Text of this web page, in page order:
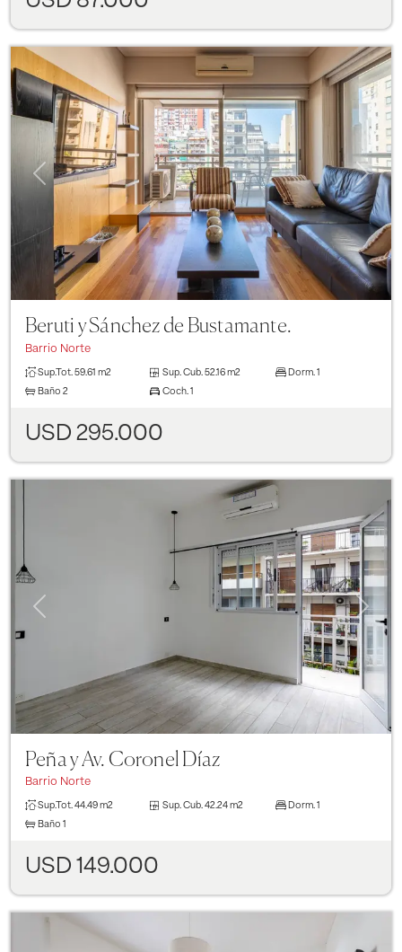
Previous Next
Beruti y Sánchez de Bustamante.
Barrio Norte
Sup.Tot. 59.61 m2 Sup. Cub. 52.16 m2 Dorm. 1
Baño 2 Coch. 1
USD 295.000
Previous Next
Peña y Av. Coronel Díaz
Barrio Norte
Sup.Tot. 44.49 m2 Sup. Cub. 42.24 m2 Dorm. 1
Baño 1
USD 149.000